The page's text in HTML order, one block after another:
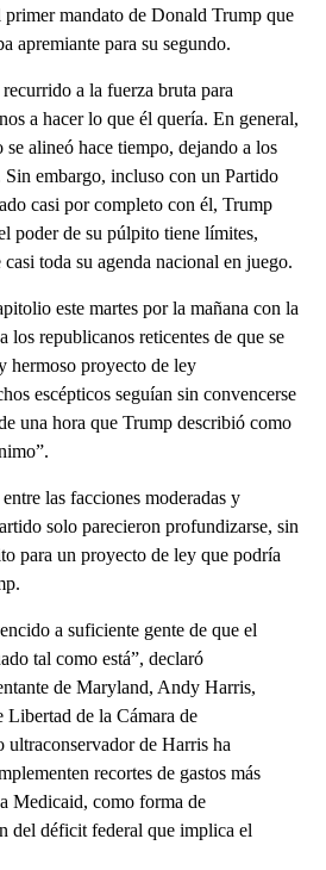
primer mandato de Donald Trump que
apremiante para su segundo.
a la fuerza bruta para
a hacer lo que él quería. En general,
alineó hace tiempo, dejando a los
Sin embargo, incluso con un Partido
casi por completo con él, Trump
poder de su púlpito tiene límites,
toda su agenda nacional en juego.
este martes por la mañana con la
los republicanos reticentes de que se
hermoso proyecto de ley
escépticos seguían sin convencerse
una hora que Trump describió como
las facciones moderadas y
solo parecieron profundizarse, sin
para un proyecto de ley que podría
a suficiente gente de que el
tal como está”, declaró
de Maryland, Andy Harris,
Libertad de la Cámara de
ultraconservador de Harris ha
recortes de gastos más
Medicaid, como forma de
del déficit federal que implica el